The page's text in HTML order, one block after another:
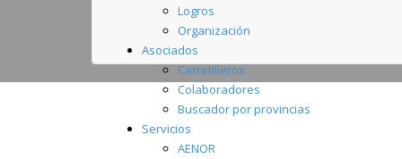
Logros
Organización
Asociados
Carretilleros
Colaboradores
Buscador por provincias
Servicios
AENOR